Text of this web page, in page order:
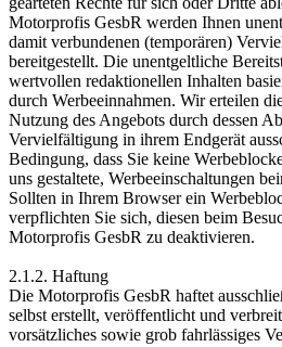
Motorprofis GesbR werden Ihnen
damit verbundenen (temporären)
bereitgestellt. Die unentgeltliche
wertvollen redaktionellen Inhalten
durch Werbeeinnahmen. Wir erteilen
Nutzung des Angebots durch dessen
Vervielfältigung in ihrem Endgerät
Bedingung, dass Sie keine
uns gestaltete, Werbeeinschaltungen
Sollten in Ihrem Browser ein
verpflichten Sie sich, diesen beim
Motorprofis GesbR zu deaktivieren.
2.1.2. Haftung
Die Motorprofis GesbR haftet
selbst erstellt, veröffentlicht und
vorsätzliches sowie grob fahrlässiges